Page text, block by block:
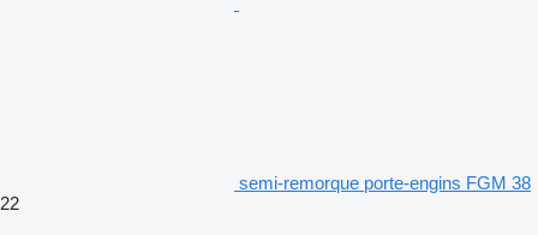
semi-remorque porte-engins FGM 38
22